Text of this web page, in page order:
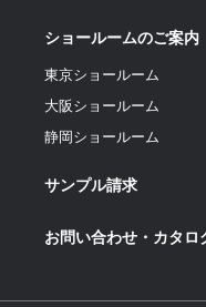
ショールームのご案内
東京ショールーム
大阪ショールーム
静岡ショールーム
サンプル請求
お問い合わせ・カタロ